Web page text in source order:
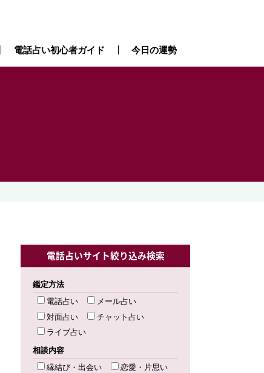
電話占い初心者ガイド 今日の運勢
電話占いサイト絞り込み検索
鑑定方法
電話占い
メール占い
対面占い
チャット占い
ライブ占い
相談内容
縁結び・出会い
恋愛・片思い